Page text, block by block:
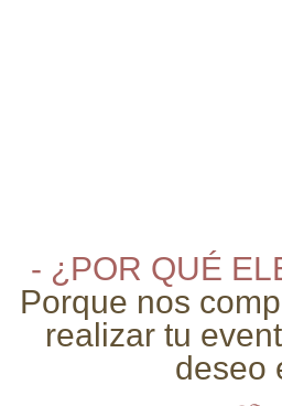
- ¿POR QUÉ
Porque nos
realizar tu
deseo